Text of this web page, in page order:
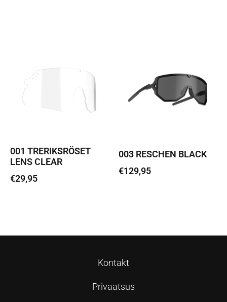
001 TRERIKSRÖSET
LENS CLEAR
€29,95
003 RESCHEN BLACK
€129,95
Kontakt
Privaatsus